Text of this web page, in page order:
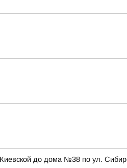
Киевской до дома №38 по ул.